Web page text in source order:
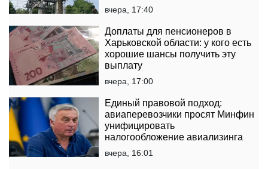
вчера, 17:40
Доплаты для пенсионеров в
Харьковской области: у кого есть
хорошие шансы получить эту
выплату
вчера, 17:00
Единый правовой подход:
авиаперевозчики просят Минфин
унифицировать
налогообложение авиализинга
вчера, 16:01